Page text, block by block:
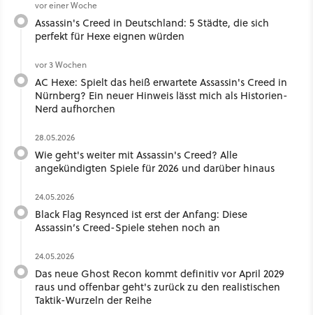
vor einer Woche
Assassin's Creed in Deutschland: 5 Städte, die sich
perfekt für Hexe eignen würden
vor 3 Wochen
AC Hexe: Spielt das heiß erwartete Assassin's Creed in
Nürnberg? Ein neuer Hinweis lässt mich als Historien-
Nerd aufhorchen
28.05.2026
Wie geht's weiter mit Assassin's Creed? Alle
angekündigten Spiele für 2026 und darüber hinaus
24.05.2026
Black Flag Resynced ist erst der Anfang: Diese
Assassin’s Creed-Spiele stehen noch an
24.05.2026
Das neue Ghost Recon kommt definitiv vor April 2029
raus und offenbar geht's zurück zu den realistischen
Taktik-Wurzeln der Reihe